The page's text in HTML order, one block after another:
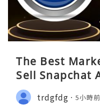
The Best
Sell Snapchat
trdgfdg 5小時前